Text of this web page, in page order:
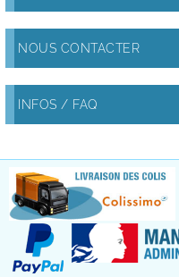
NOUS CONTACTER
INFOS / FAQ